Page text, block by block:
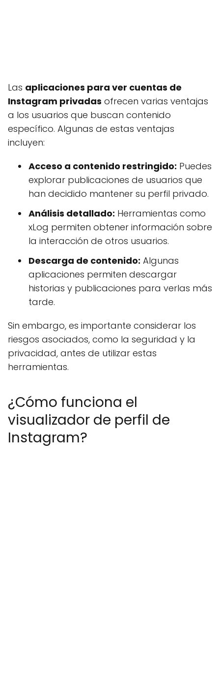
Las aplicaciones para ver cuentas de
Instagram privadas ofrecen varias ventajas
a los usuarios que buscan contenido
específico. Algunas de estas ventajas
incluyen:
Acceso a contenido restringido: Puedes
explorar publicaciones de usuarios que
han decidido mantener su perfil privado.
Análisis detallado: Herramientas como
xLog permiten obtener información sobre
la interacción de otros usuarios.
Descarga de contenido: Algunas
aplicaciones permiten descargar
historias y publicaciones para verlas más
tarde.
Sin embargo, es importante considerar los
riesgos asociados, como la seguridad y la
privacidad, antes de utilizar estas
herramientas.
¿Cómo funciona el
visualizador de perfil de
Instagram?